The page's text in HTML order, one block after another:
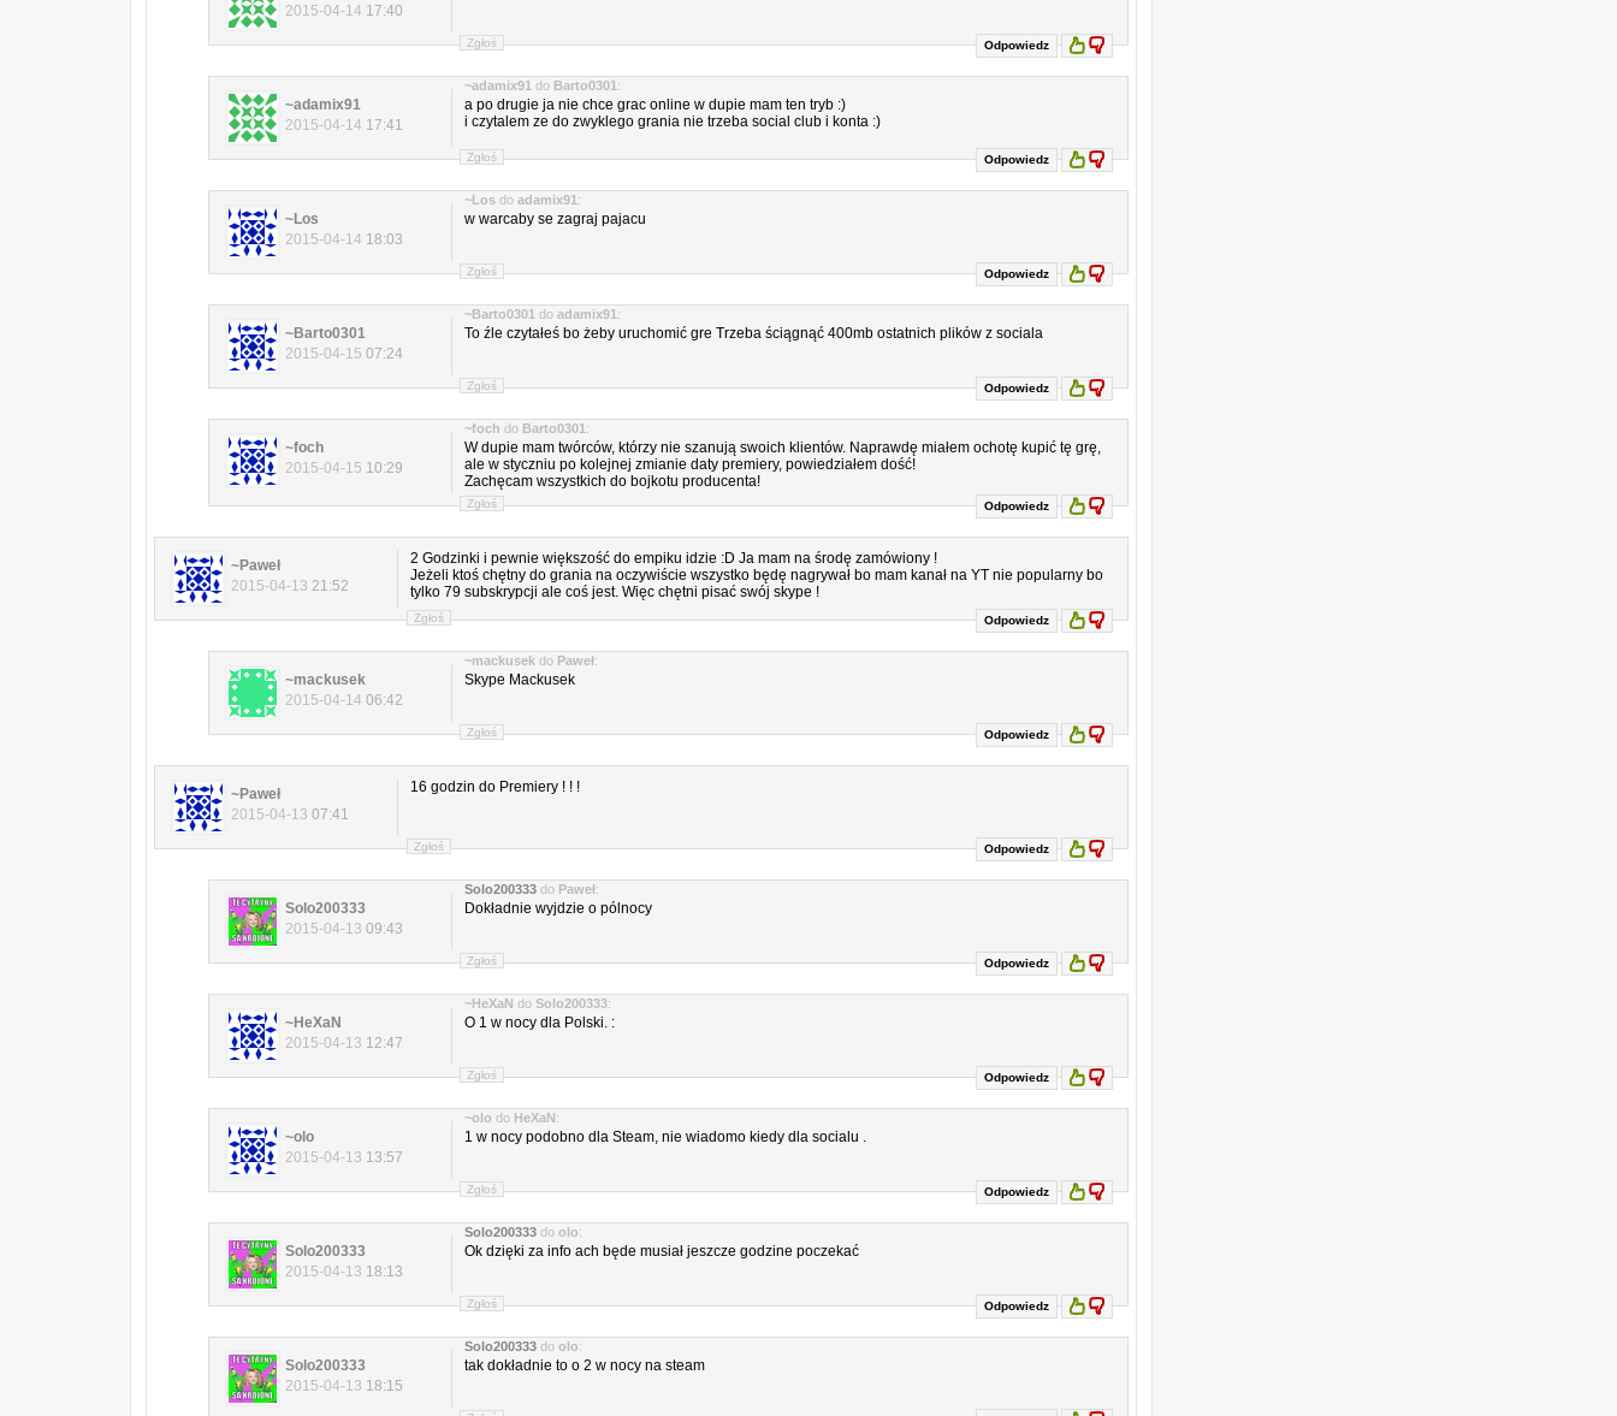
2015-04-14 17:40
Zgłoś Odpowiedz
~adamix91
2015-04-14 17:41
~adamix91 do Barto0301 :
a po drugie ja nie chce grac online w dupie mam ten tryb :)
i czytalem ze do zwyklego grania nie trzeba social club i konta :)
Zgłoś Odpowiedz
~Los
2015-04-14 18:03
~Los do adamix91 :
w warcaby se zagraj pajacu
Zgłoś Odpowiedz
~Barto0301
2015-04-15 07:24
~Barto0301 do adamix91 :
To źle czytałeś bo żeby uruchomić gre Trzeba ściągnąć 400mb ostatnich plików z sociala
Zgłoś Odpowiedz
~foch
2015-04-15 10:29
~foch do Barto0301 :
W dupie mam twórców, którzy nie szanują swoich klientów. Naprawdę miałem ochotę kupić tę grę,
ale w styczniu po kolejnej zmianie daty premiery, powiedziałem dość!
Zachęcam wszystkich do bojkotu producenta!
Zgłoś Odpowiedz
~Paweł
2015-04-13 21:52
2 Godzinki i pewnie większość do empiku idzie :D Ja mam na środę zamówiony !
Jeżeli ktoś chętny do grania na oczywiście wszystko będę nagrywał bo mam kanał na YT nie popularny bo
tylko 79 subskrypcji ale coś jest. Więc chętni pisać swój skype !
Zgłoś Odpowiedz
~mackusek
2015-04-14 06:42
~mackusek do Paweł:
Skype Mackusek
Zgłoś Odpowiedz
~Paweł
2015-04-13 07:41
16 godzin do Premiery ! ! !
Zgłoś Odpowiedz
Solo200333
2015-04-13 09:43
Solo200333 do Paweł:
Dokładnie wyjdzie o pólnocy
Zgłoś Odpowiedz
~HeXaN
2015-04-13 12:47
~HeXaN do Solo200333:
O 1 w nocy dla Polski. :
Zgłoś Odpowiedz
~olo
2015-04-13 13:57
~olo do HeXaN:
1 w nocy podobno dla Steam, nie wiadomo kiedy dla socialu .
Zgłoś Odpowiedz
Solo200333
2015-04-13 18:13
Solo200333 do olo:
Ok dzięki za info ach będe musiał jeszcze godzine poczekać
Zgłoś Odpowiedz
Solo200333
2015-04-13 18:15
Solo200333 do olo:
tak dokładnie to o 2 w nocy na steam